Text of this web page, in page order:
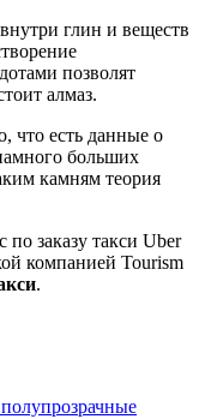
глин и веществ
позволят
алмаз.
что есть данные о
больших
камням теория
заказу такси Uber
компанией Tourism
.